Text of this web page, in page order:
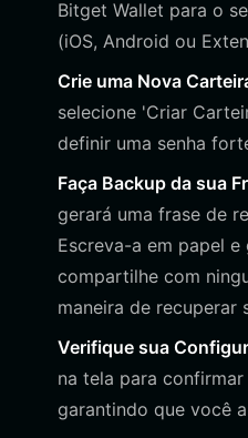
Bitget Wallet para o
(iOS, Android ou
Crie uma Nova
selecione 'Criar
definir uma senha
Faça Backup da sua
gerará uma frase de
Escreva-a em papel
compartilhe com
maneira de recuperar
Verifique sua
na tela para
garantindo que você